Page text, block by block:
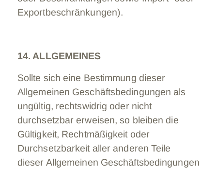
Exportbeschränkungen).
14. ALLGEMEINES
Sollte sich eine Bestimmung dieser
Allgemeinen Geschäftsbedingungen als
ungültig, rechtswidrig oder nicht
durchsetzbar erweisen, so bleiben die
Gültigkeit, Rechtmäßigkeit oder
Durchsetzbarkeit aller anderen Teile
dieser Allgemeinen Geschäftsbedingungen